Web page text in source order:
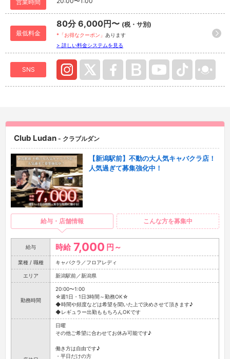
営業時間
最低料金
80分 6,000円〜 (税・サ別)
*「お得なクーポン」 あります
> 詳しい料金システムを見る
SNS
Club Ludan - クラブルダン
【新潟駅前】不動の大人気キャバクラ店！
人気過ぎて募集強化中！
給与・店舗情報 こんな方を募集中
給与 時給 7,000 円～
業種 / 職種 キャバクラ／フロアレディ
エリア 新潟駅前／新潟県
勤務時間
20:00〜1:00
☆週1日・1日3時間～勤務OK☆
◆時間や頻度などは希望を聞いた上で決めさせて頂きます♪
◆レギュラー出勤ももちろんOKです
日曜
その他ご希望に合わせてお休み可能です♪
働き方は自由です♪
・平日だけの方